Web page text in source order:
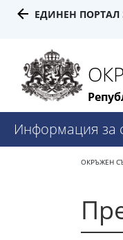
ЕДИНЕН ПОРТАЛ
Информация за
ОКРЪЖЕН